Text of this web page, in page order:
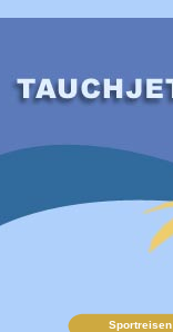
Sportreisen